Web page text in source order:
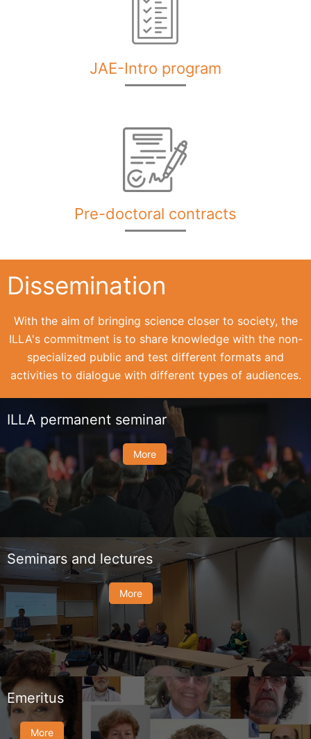
JAE-Intro program
Pre-doctoral contracts
Dissemination
With the aim of bringing science closer to society, the
ILLA's commitment is to share knowledge with the non-
specialized public and test different formats and
activities to dialogue with different types of audiences.
ILLA permanent seminar
More
Seminars and lectures
More
Emeritus
More